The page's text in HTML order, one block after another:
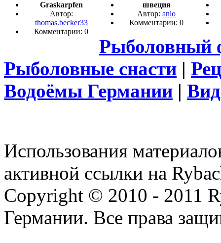
Graskarpfen
Автор:
thomas.becker33
Комментарии: 0
швеция
Автор:anlo
Комментарии: 0
Рыболовный
Рыболовные снасти |
Водоёмы Германии |
Использования
активной ссылки на
Copyright © 2010 - 2011
Германии. Все права